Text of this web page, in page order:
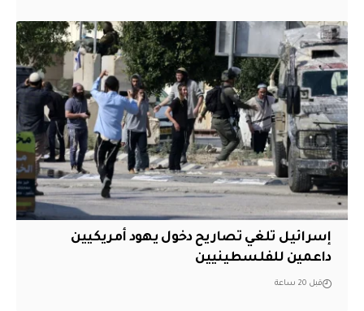
إسرائيل تلغي تصاريح دخول يهود أمريكيين
داعمين للفلسطينيين
قبل 20 ساعة